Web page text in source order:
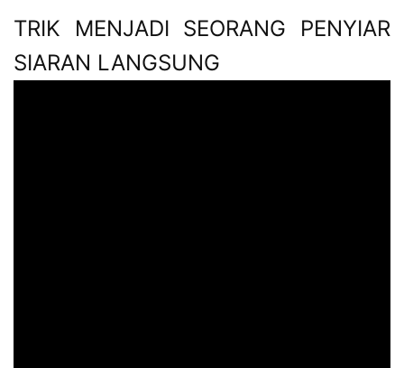
TRIK MENJADI SEORANG PENYIAR
SIARAN LANGSUNG